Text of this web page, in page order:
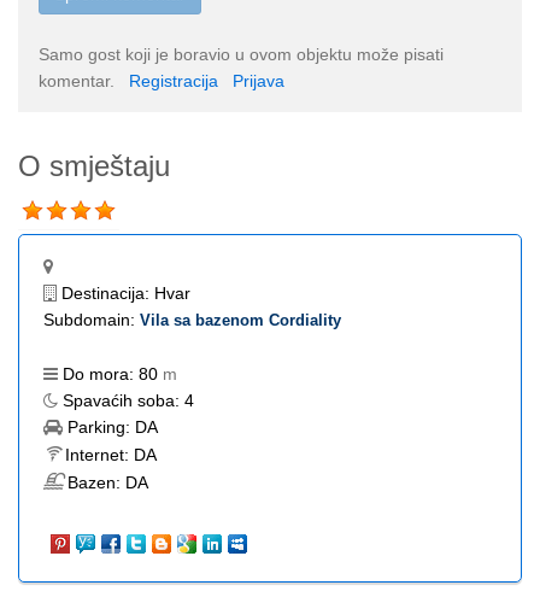
Samo gost koji je boravio u ovom objektu može pisati
komentar.
Registracija Prijava
O smještaju
Destinacija: Hvar
Subdomain: Vila sa bazenom Cordiality
Do mora: 80 m
Spavaćih soba: 4
Parking: DA
Internet: DA
Bazen: DA